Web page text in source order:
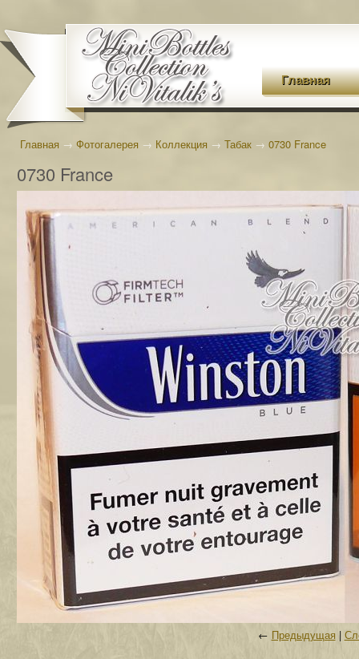
Главная
Главная → Фотогалерея → Коллекция → Табак → 0730 France
0730 France
← Предыдущая|